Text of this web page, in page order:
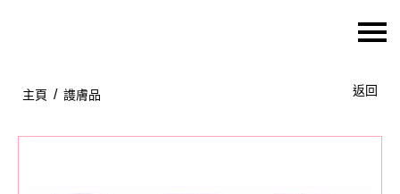
關於我們
主頁 / 謢膚品 返回